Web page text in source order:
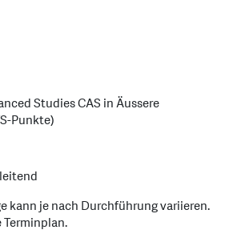
Studies CAS in Äussere
Punkte)
kann je nach Durchführung variieren.